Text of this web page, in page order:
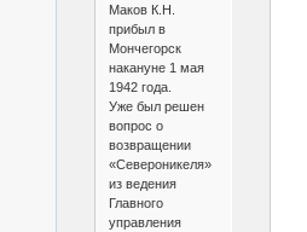
Маков К.Н.
прибыл в
Мончегорск
накануне 1 мая
1942 года.
Уже был решен
вопрос о
возвращении
«Североникеля»
из ведения
Главного
управления